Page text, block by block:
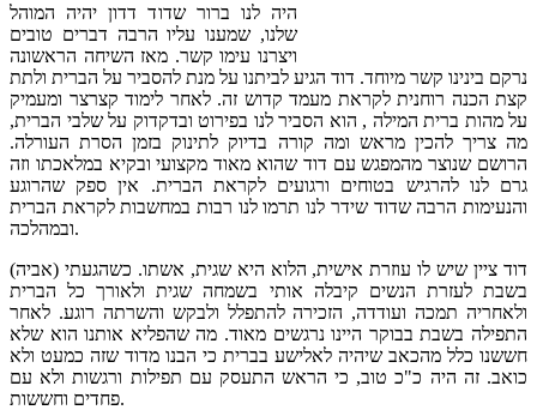
היה לנו ברור שדוד דדון יהיה המוהל
שלנו, שמענו עליו הרבה דברים טובים
ויצרנו עימו קשר. מאז השיחה הראשונה
נרקם בינינו קשר מיוחד. דוד הגיע לביתנו על מנת להסביר על הברית ולתת
קצת הכנה רוחנית לקראת מעמד קדוש זה. לאחר לימוד קצרצר ומעמיק
על מהות ברית המילה , הוא הסביר לנו בפירוט ובדקדוק על שלבי הברית,
מה צריך להכין מראש ומה קורה בדיוק לתינוק בזמן הסרת העורלה.
הרושם שנוצר מהמפגש עם דוד שהוא מאוד מקצועי ובקיא במלאכתו וזה
גרם לנו להרגיש בטוחים ורגועים לקראת הברית. אין ספק שהרוגע
והנעימות הרבה שדוד שידר לנו תרמו לנו רבות במחשבות לקראת הברית
ובמהלכה.
דוד ציין שיש לו עוזרת אישית, הלוא היא שגית, אשתו. כשהגעתי (אביה)
בשבת לעזרת הנשים קיבלה אותי בשמחה שגית ולאורך כל הברית
ולאחריה תמכה ועודדה, הזכירה להתפלל ולבקש והשרתה רוגע. לאחר
התפילה בשבת בבוקר היינו נרגשים מאוד. מה שהפליא אותנו הוא שלא
חששנו כלל מהכאב שיהיה לאלישע בברית כי הבנו מדוד שזה כמעט ולא
כואב. זה היה כ"כ טוב, כי הראש התעסק עם תפילות ורגשות ולא עם
פחדים וחששות.